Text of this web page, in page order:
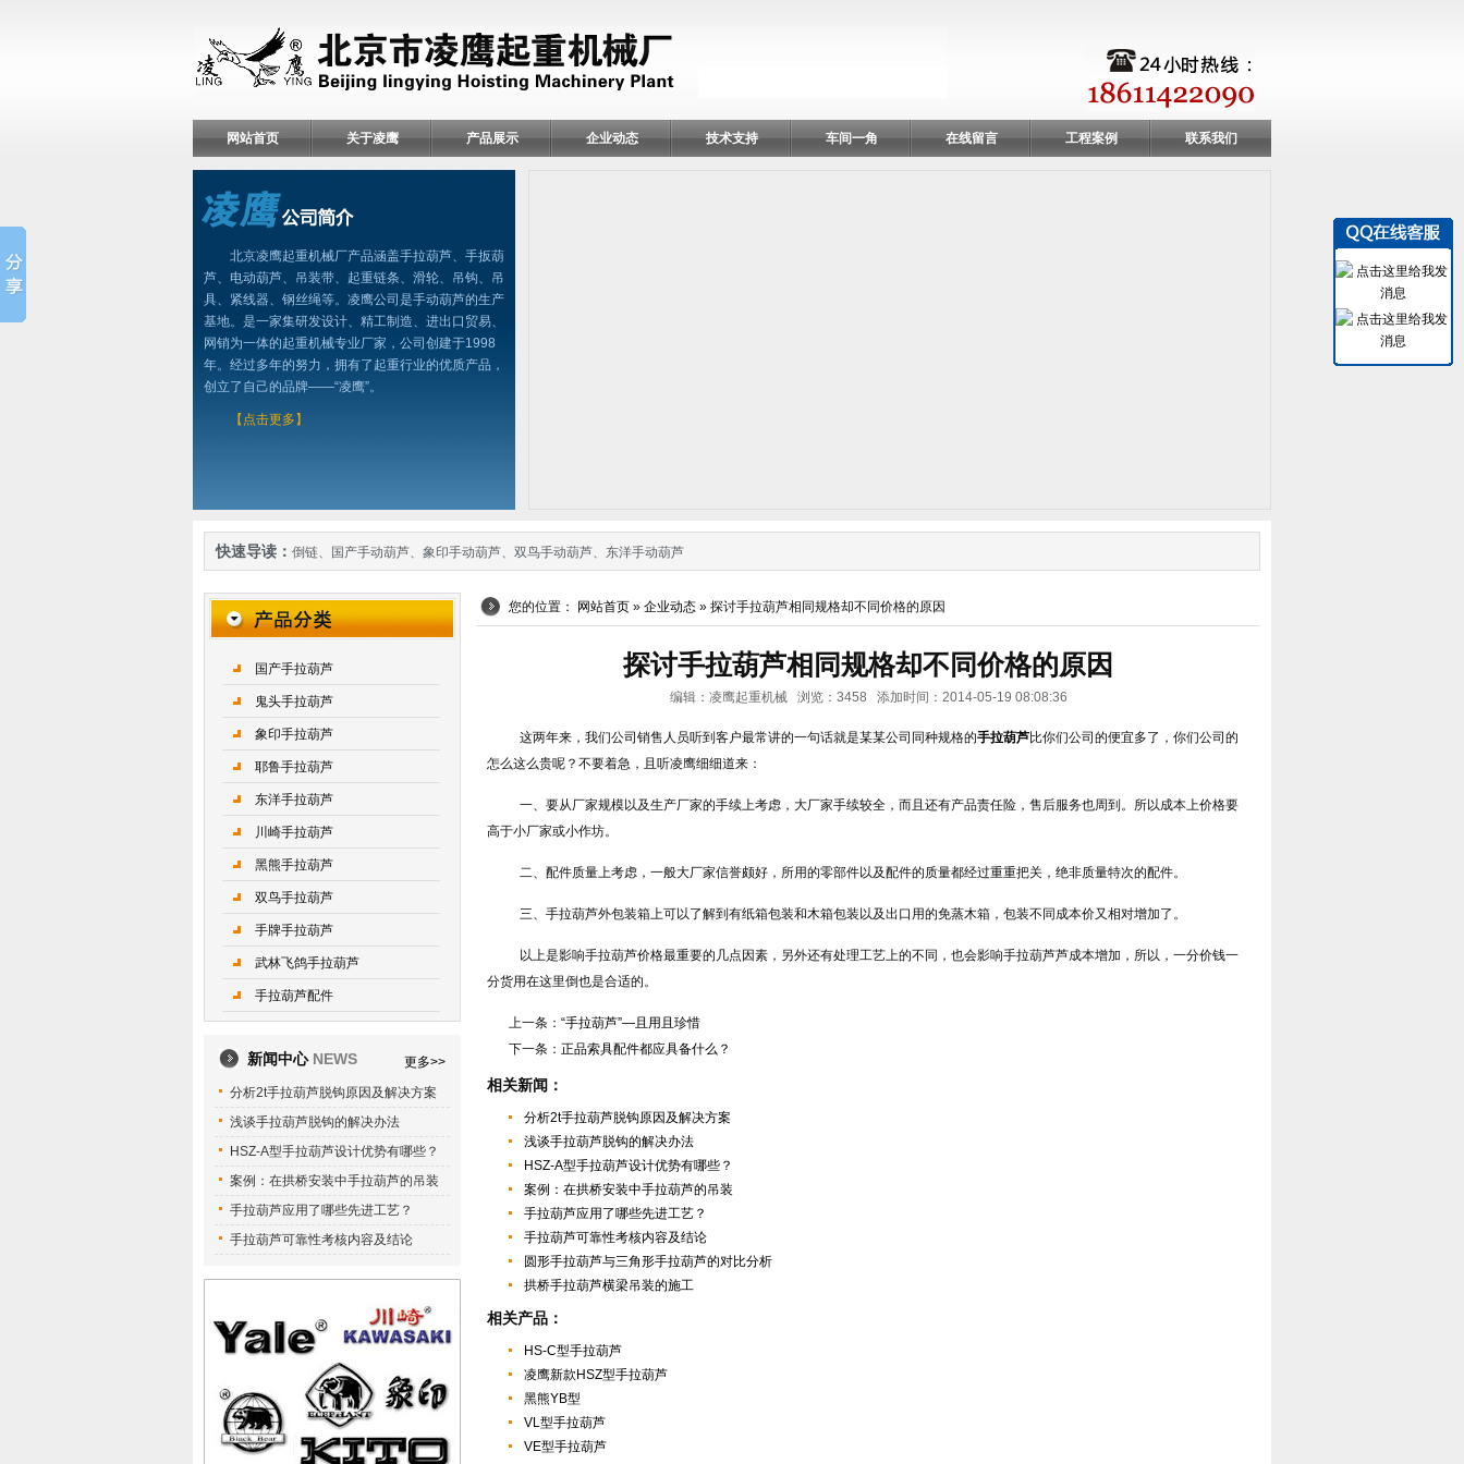
网站首页 关于凌鹰 产品展示 企业动态 技术支持 车间一角 在线留言 工程案例 联系我们
北京凌鹰起重机械厂产品涵盖手拉葫芦、手扳葫
芦、电动葫芦、吊装带、起重链条、滑轮、吊钩、吊
具、紧线器、钢丝绳等。凌鹰公司是手动葫芦的生产
基地。是一家集研发设计、精工制造、进出口贸易、
网销为一体的起重机械专业厂家，公司创建于1998
年。经过多年的努力，拥有了起重行业的优质产品，
创立了自己的品牌——“凌鹰”。
【点击更多】
快速导读： 倒链、 国产手动葫芦、 象印手动葫芦、 双鸟手动葫芦、 东洋手动葫芦
您的位置： 网站首页 » 企业动态 » 探讨手拉葫芦相同规格却不同价格的原因
探讨手拉葫芦相同规格却不同价格的原因
编辑：凌鹰起重机械 浏览：3458 添加时间：2014-05-19 08:08:36
这两年来，我们公司销售人员听到客户最常讲的一句话就是某某公司同种规格的手拉葫芦比你们公司的便宜多了，你们公司的
怎么这么贵呢？不要着急，且听凌鹰细细道来：
一、要从厂家规模以及生产厂家的手续上考虑，大厂家手续较全，而且还有产品责任险，售后服务也周到。所以成本上价格要
高于小厂家或小作坊。
二、配件质量上考虑，一般大厂家信誉颇好，所用的零部件以及配件的质量都经过重重把关，绝非质量特次的配件。
三、手拉葫芦外包装箱上可以了解到有纸箱包装和木箱包装以及出口用的免蒸木箱，包装不同成本价又相对增加了。
以上是影响手拉葫芦价格最重要的几点因素，另外还有处理工艺上的不同，也会影响手拉葫芦芦成本增加，所以，一分价钱一
分货用在这里倒也是合适的。
上一条： “手拉葫芦”—且用且珍惜
下一条： 正品索具配件都应具备什么？
相关新闻：
分析2t手拉葫芦脱钩原因及解决方案
浅谈手拉葫芦脱钩的解决办法
HSZ-A型手拉葫芦设计优势有哪些？
案例：在拱桥安装中手拉葫芦的吊装
手拉葫芦应用了哪些先进工艺？
手拉葫芦可靠性考核内容及结论
圆形手拉葫芦与三角形手拉葫芦的对比分析
拱桥手拉葫芦横梁吊装的施工
相关产品：
HS-C型手拉葫芦
凌鹰新款HSZ型手拉葫芦
黑熊YB型
VL型手拉葫芦
VE型手拉葫芦
国产手拉葫芦
鬼头手拉葫芦
象印手拉葫芦
耶鲁手拉葫芦
东洋手拉葫芦
川崎手拉葫芦
黑熊手拉葫芦
双鸟手拉葫芦
手牌手拉葫芦
武林飞鸽手拉葫芦
手拉葫芦配件
新闻中心 NEWS
更多>>
分析2t手拉葫芦脱钩原因及解决方案
浅谈手拉葫芦脱钩的解决办法
HSZ-A型手拉葫芦设计优势有哪些？
案例：在拱桥安装中手拉葫芦的吊装
手拉葫芦应用了哪些先进工艺？
手拉葫芦可靠性考核内容及结论